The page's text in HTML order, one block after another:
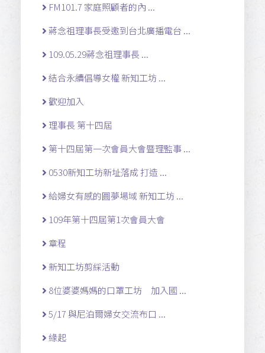
FM101.7 家庭照顧者的內 ...
蔣念祖理事長受邀到台北廣播電台 ...
109.05.29蔣念祖理事長 ...
結合永續倡導女權 新知工坊 ...
歡迎加入
理事長 第十四屆
第十四屆第一次會員大會暨理監事 ...
0530新知工坊新址落成 打造 ...
給婦女有感的圓夢場域 新知工坊 ...
109年第十四屆第1次會員大會
章程
新知工坊剪綵活動
8位婆婆媽媽的口罩工坊 加入國 ...
5/17 與尼泊爾婦女交流布口 ...
緣起